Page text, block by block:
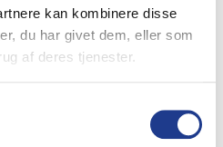
kan kombinere disse
du har givet dem, eller som
af deres tjenester.
værktøj med
greb har været en